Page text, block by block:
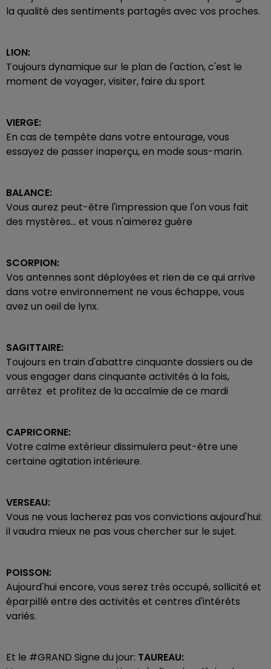
la qualité des sentiments partagés avec vos proches.
LION:
Toujours dynamique sur le plan de l'action, c'est le
moment de voyager, visiter, faire du sport
VIERGE:
En cas de tempête dans votre entourage, vous
essayez de passer inaperçu, en mode sous-marin.
BALANCE:
Vous aurez peut-être l'impression que l'on vous fait
des mystères... et vous n'aimerez guère
SCORPION:
Vos antennes sont déployées et rien de ce qui arrive
dans votre environnement ne vous échappe, vous
avez un oeil de lynx.
SAGITTAIRE:
Toujours en train d'abattre cinquante dossiers ou de
vous engager dans cinquante activités à la fois,
arrêtez et profitez de la accalmie de ce mardi
CAPRICORNE:
Votre calme extérieur dissimulera peut-être une
certaine agitation intérieure.
VERSEAU:
Vous ne vous lacherez pas vos convictions aujourd'hui:
il vaudra mieux ne pas vous chercher sur le sujet.
POISSON:
Aujourd'hui encore, vous serez très occupé, sollicité et
éparpillé entre des activités et centres d'intérêts
variés.
Et le #GRAND Signe du jour: TAUREAU: